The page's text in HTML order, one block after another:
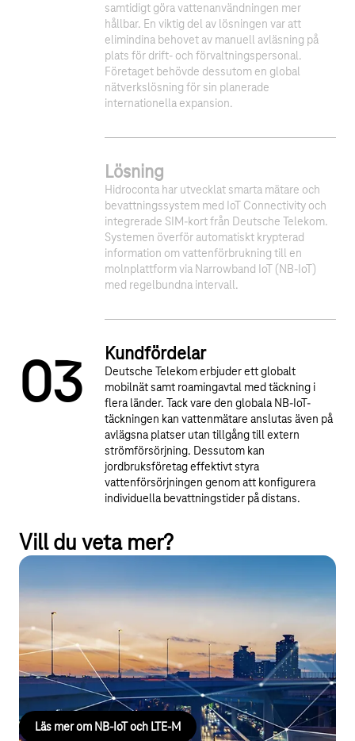
03
samtidigt göra vattenanvändningen mer
hållbar. En viktig del av lösningen var att
elimindina behovet av manuell avläsning på
plats för drift- och förvaltningspersonal.
Företaget behövde dessutom en global
nätverkslösning för sin planerade
internationella expansion.
Lösning
Hidroconta har utvecklat smarta mätare och
bevattningssystem med IoT Connectivity och
integrerade SIM-kort från Deutsche Telekom.
Systemen överför automatiskt krypterad
information om vattenförbrukning till en
molnplattform via Narrowband IoT (NB-IoT)
med regelbundna intervall.
Kundfördelar
Deutsche Telekom erbjuder ett globalt
mobilnät samt roamingavtal med täckning i
flera länder. Tack vare den globala NB-IoT-
täckningen kan vattenmätare anslutas även på
avlägsna platser utan tillgång till extern
strömförsörjning. Dessutom kan
jordbruksföretag effektivt styra
vattenförsörjningen genom att konfigurera
individuella bevattningstider på distans.
Vill du veta mer?
Narrowband-IoT och LTE-M
När energiförbrukning, inomhustäckning, batterilivslängd och
framför allt kostnad är avgörande faktorer i IoT-projekt är NB-IoT
och LTE-M de optimala mobilstandarderna för trådlös
uppkoppling. Läs mer om dessa innovativa tekniker.
Läs mer om NB-IoT och LTE-M